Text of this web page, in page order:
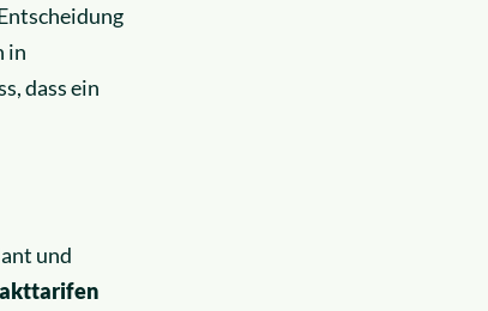
in
dass ein
und